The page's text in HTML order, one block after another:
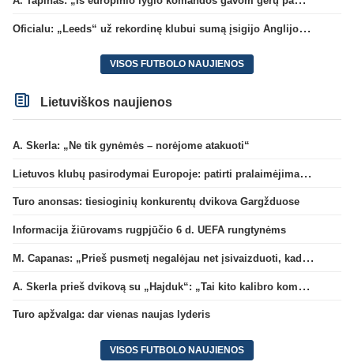
Oficialu: „Leeds“ už rekordinę klubui sumą įsigijo Anglijos rinktinės vartininką
VISOS FUTBOLO NAUJIENOS
Lietuviškos naujienos
A. Skerla: „Ne tik gynėmės – norėjome atakuoti“
Lietuvos klubų pasirodymai Europoje: patirti pralaimėjimai Kroatijos atstovams
Turo anonsas: tiesioginių konkurentų dvikova Gargžduose
Informacija žiūrovams rugpjūčio 6 d. UEFA rungtynėms
M. Capanas: „Prieš pusmetį negalėjau net įsivaizduoti, kad žaisime prieš „Hajduk“
A. Skerla prieš dvikovą su „Hajduk“: „Tai kito kalibro komanda“
Turo apžvalga: dar vienas naujas lyderis
VISOS FUTBOLO NAUJIENOS